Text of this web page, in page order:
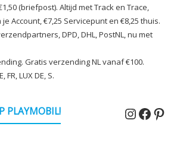
(briefpost). Altijd met Track en Trace,
Account, €7,25 Servicepunt en €8,25 thuis.
DPD, DHL, PostNL, nu met
Gratis verzending NL vanaf €100.
FR, LUX DE, S.
PLAYMOBIL!